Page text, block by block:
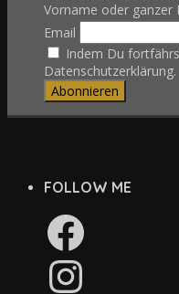
Vorname oder ganzer
Email
Indem Du
Datenschutzerklärung.
FOLLOW ME
Facebook
Instagram